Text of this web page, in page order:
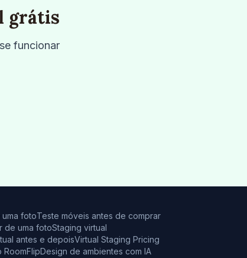
grátis
funcionar
fotoTeste móveis antes de comprar
de uma fotoStaging virtual
antes e depoisVirtual Staging Pricing
Design de ambientes com IA